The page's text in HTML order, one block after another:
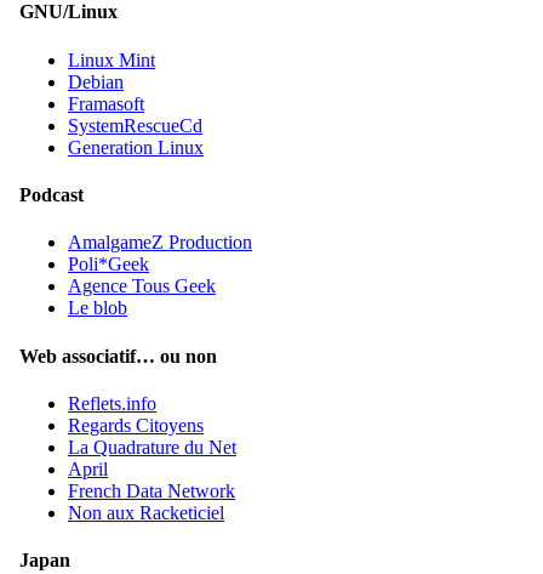
GNU/Linux
Linux Mint
Debian
Framasoft
SystemRescueCd
Generation Linux
Podcast
AmalgameZ Production
Poli*Geek
Agence Tous Geek
Le blob
Web associatif… ou non
Reflets.info
Regards Citoyens
La Quadrature du Net
April
French Data Network
Non aux Racketiciel
Japan